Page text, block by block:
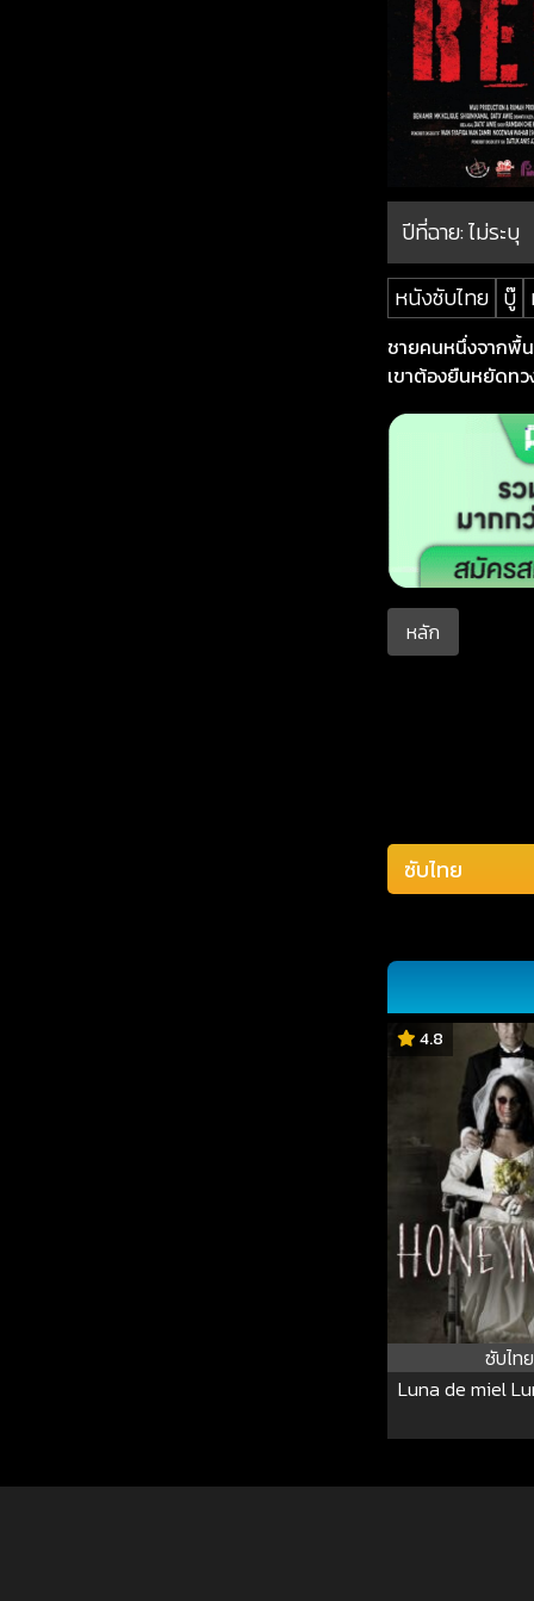
ปีที่ฉาย:ไม่ระบุ
หนังซับไทย บู๊
ชายคนหนึ่งจากพื้
เขาต้องยืนหยัดท
หลัก
4.8
ซับไทย
Luna de miel